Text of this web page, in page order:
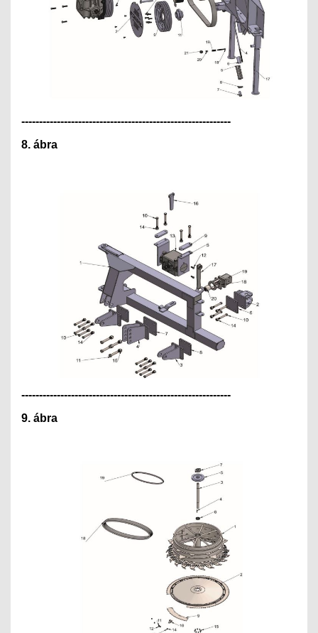
-----------------------------------------------------------
8. ábra
-----------------------------------------------------------
9. ábra